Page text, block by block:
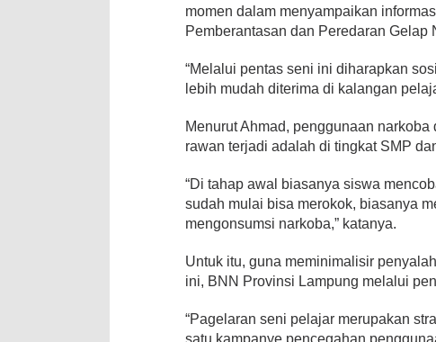
momen dalam menyampaikan
Pemberantasan dan Peredaran Gelap
“Melalui pentas seni ini diharapkan
lebih mudah diterima di kalangan
Menurut Ahmad, penggunaan
rawan terjadi adalah di tingkat SMP
“Di tahap awal biasanya siswa
sudah mulai bisa merokok, biasanya
mengonsumsi narkoba,” katanya.
Untuk itu, guna meminimalisir
ini, BNN Provinsi Lampung melalui
“Pagelaran seni pelajar merupakan
satu kampanye pencegahan